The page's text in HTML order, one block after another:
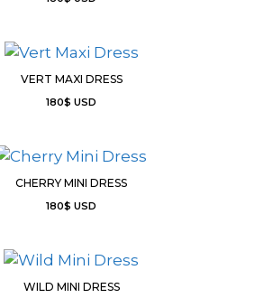
VERT MAXI DRESS
180$ USD
CHERRY MINI DRESS
180$ USD
WILD MINI DRESS